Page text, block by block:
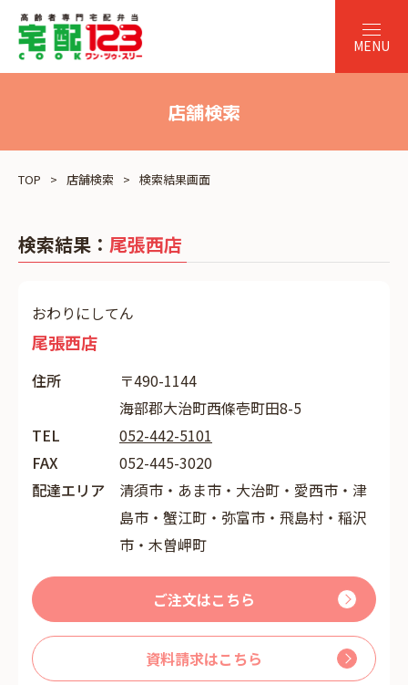
店舗検索
TOP 店舗検索 検索結果画面
検索結果： 尾張西店
おわりにしてん
尾張西店
住所
〒490-1144
海部郡大治町西條壱町田8-5
TEL
052-442-5101
FAX
052-445-3020
配達エリア
清須市・あま市・大治町・愛西市・津
島市・蟹江町・弥富市・飛島村・稲沢
市・木曽岬町
ご注文はこちら
資料請求はこちら